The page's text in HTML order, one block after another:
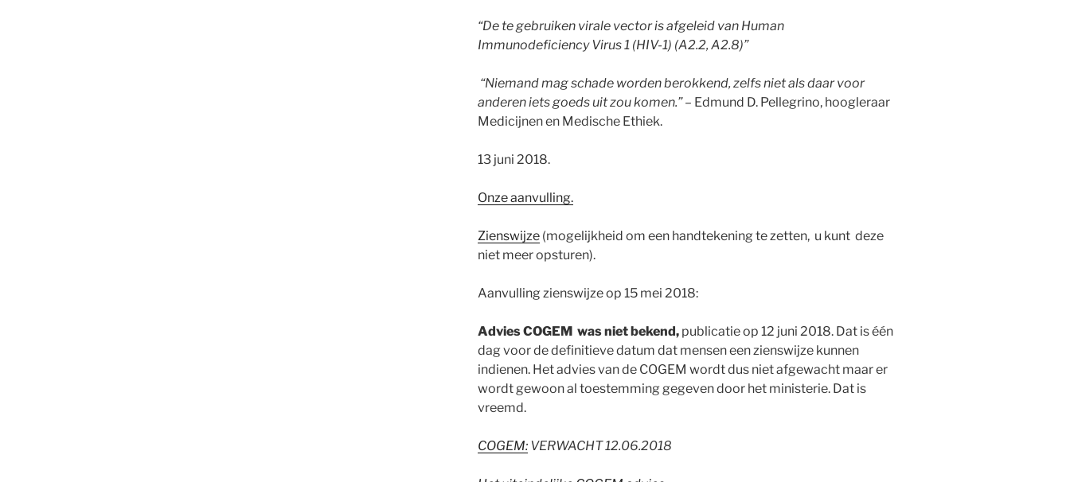
“De te gebruiken virale vector is afgeleid van Human
Immunodeficiency Virus 1 (HIV-1) (A2.2, A2.8)”
“Niemand mag schade worden berokkend, zelfs niet als daar voor
anderen iets goeds uit zou komen.”– Edmund D. Pellegrino, hoogleraar
Medicijnen en Medische Ethiek.
13 juni 2018.
Onze aanvulling.
Zienswijze(mogelijkheid om een handtekening te zetten, u kunt deze
niet meer opsturen).
Aanvulling zienswijze op 15 mei 2018:
Advies COGEM was niet bekend,publicatie op 12 juni 2018. Dat is één
dag voor de definitieve datum dat mensen een zienswijze kunnen
indienen. Het advies van de COGEM wordt dus niet afgewacht maar er
wordt gewoon al toestemming gegeven door het ministerie. Dat is
vreemd.
COGEM:VERWACHT 12.06.2018